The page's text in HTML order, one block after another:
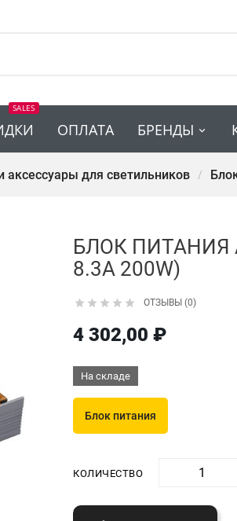
SALES
ОПЛАТА БРЕНДЫ
для светильников
БЛОК ПИТАНИЯ
8.3A 200W)
     ОТЗЫВЫ (0)
4 302,00 ₽
На складе
Блок питания
КОЛИЧЕСТВО